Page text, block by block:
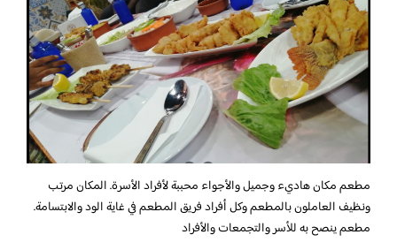
مطعم مكان هاديء وجميل والأجواء محببة لأفراد الأسرة. المكان مرتب
ونظيف العاملون بالمطعم وكل أفراد فريق المطعم في غاية الود والابتسامة.
مطعم ينصح به للأسر والتجمعات والأفراد